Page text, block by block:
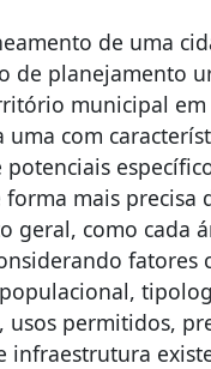
de uma
de planejamento
municipal em
uma com
potenciais
mais precisa
geral, como cada
fatores
usos permitidos,
infraestrutura